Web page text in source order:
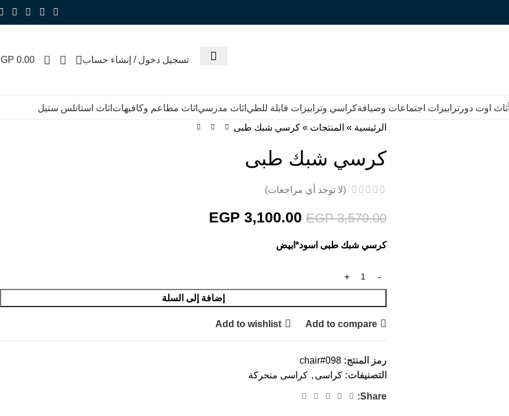
تسجيل دخول / إنشاء حساب 0
0.00
أثاث اوت دور ترابيزات اجتماعات وضيافةكراسي وترابيزات قابلة للطي اثاث مدرسي اثاث مطاعم وكافيهات اثاث استانلس ستيل
الرئيسية » المنتجات » كرسي شبك طبى
كرسي شبك طبى
(لا توجد أي مراجعات)
EGP3,570.00
EGP 3,100.00
كرسي شبك طبى اسود*ابيض
إضافة إلى السلة
Add to compare
Add to wishlist
رمز المنتج: chair#098
التصنيفات: كراسى , كراسى متحركة
Share: